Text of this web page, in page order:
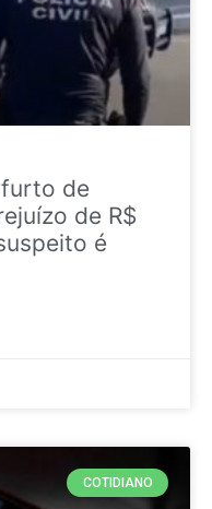
de
de R$
é
COTIDIANO